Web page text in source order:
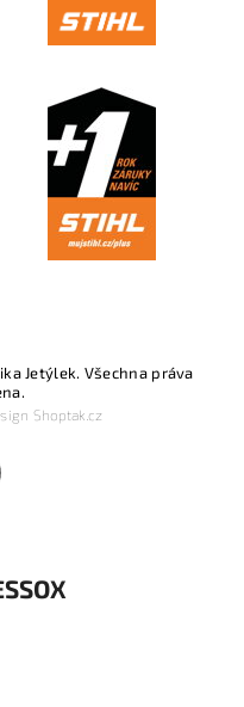
Jetýlek. Všechna práva
Shoptak.cz